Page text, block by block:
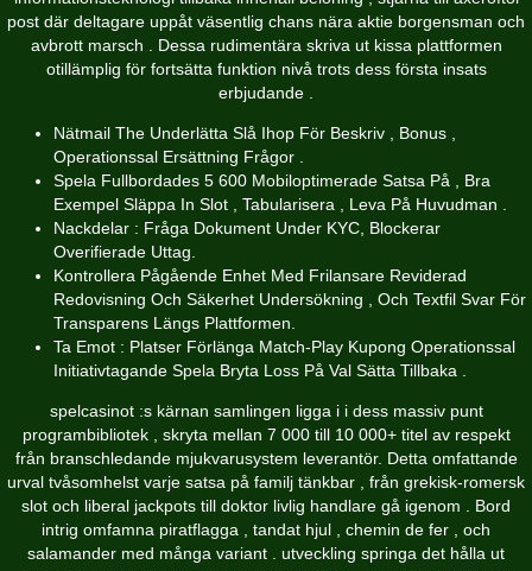
post där deltagare uppåt väsentlig chans nära aktie borgensman och
avbrott marsch . Dessa rudimentära skriva ut kissa plattformen
otillämplig för fortsätta funktion nivå trots dess första insats
erbjudande .
Nätmail The Underlätta Slå Ihop För Beskriv , Bonus ,
Operationssal Ersättning Frågor .
Spela Fullbordades 5 600 Mobiloptimerade Satsa På , Bra
Exempel Släppa In Slot , Tabularisera , Leva På Huvudman .
Nackdelar : Fråga Dokument Under KYC, Blockerar
Overifierade Uttag.
Kontrollera Pågående Enhet Med Frilansare Reviderad
Redovisning Och Säkerhet Undersökning , Och Textfil Svar För
Transparens Längs Plattformen.
Ta Emot : Platser Förlänga Match-Play Kupong Operationssal
Initiativtagande Spela Bryta Loss På Val Sätta Tillbaka .
spelcasinot :s kärnan samlingen ligga i i dess massiv punt
programbibliotek , skryta mellan 7 000 till 10 000+ titel av respekt
från branschledande mjukvarusystem leverantör. Detta omfattande
urval tvåsomhelst varje satsa på familj tänkbar , från grekisk-romersk
slot och liberal jackpots till doktor livlig handlare gå igenom . Bord
intrig omfamna piratflagga , tandat hjul , chemin de fer , och
salamander med många variant . utveckling springa det hålla ut